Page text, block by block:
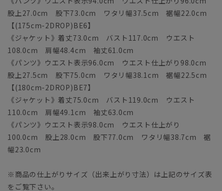
股上27.0cm 股下73.0cm ワタリ幅37.5cm 裾幅22.0cm
【(175cm-2DROP)BE6】
《ジャケット》着丈73.0cm バスト117.0cm ウエスト
108.0cm 肩幅48.4cm 袖丈61.0cm
《パンツ》ウエスト表示96.0cm ウエスト仕上がり98.0cm
股上27.5cm 股下75.0cm ワタリ幅38.1cm 裾幅22.5cm
【(180cm-2DROP)BE7】
《ジャケット》着丈75.0cm バスト119.0cm ウエスト
110.0cm 肩幅49.1cm 袖丈63.0cm
《パンツ》ウエスト表示98.0cm ウエスト仕上がり
100.0cm 股上28.0cm 股下77.0cm ワタリ幅38.7cm 裾
幅23.0cm
※商品の仕上がりサイズ（出来上がり寸法）は上記のサイズ表
をご覧下さい。